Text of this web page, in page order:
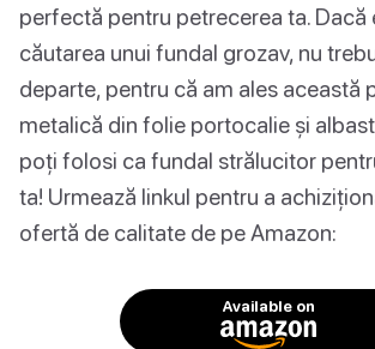
perfectă pentru petrecerea ta. Dacă
căutarea unui fundal grozav, nu
departe, pentru că am ales această
metalică din folie portocalie și
poți folosi ca fundal strălucitor
ta! Urmează linkul pentru a
ofertă de calitate de pe Amazon:
Available on